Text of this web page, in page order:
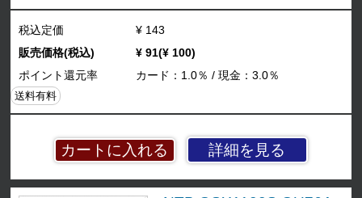
詳細を見る
税込定価
¥ 143
販売価格(税込)
¥ 91(¥ 100)
ポイント還元率
カード：1.0％ / 現金：3.0％
送料有料